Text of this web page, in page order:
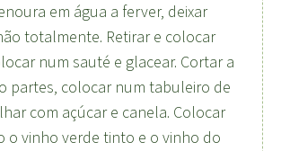
em água a ferver, deixar
totalmente. Retirar e colocar
num sauté e glacear. Cortar a
partes, colocar num tabuleiro de
com açúcar e canela. Colocar
o vinho verde tinto e o vinho do